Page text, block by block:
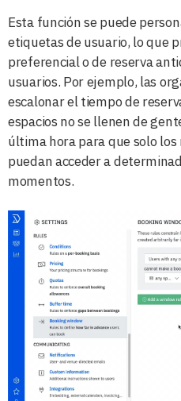
Esta función se puede
etiquetas de usuario, lo que
preferencial o de reserva
usuarios. Por ejemplo, las
escalonar el tiempo de
espacios no se llenen de
última hora para que solo
puedan acceder a
momentos.